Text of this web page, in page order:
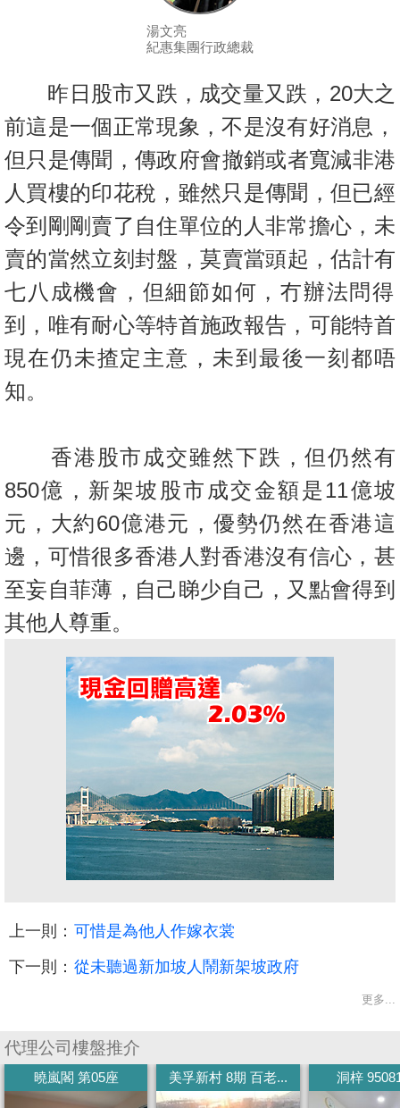
產
聞
數
據
公
佈
置
業
手
冊
我
湯文亮
紀惠集團行政總裁
昨日股市又跌，成交量又跌，20大之
前這是一個正常現象，不是沒有好消息，
但只是傳聞，傳政府會撤銷或者寬減非港
人買樓的印花稅 ，雖然只是傳聞，但已經
令到剛剛賣了自住單位的人非常擔心， 未
賣的當然立刻封盤，莫賣當頭起，估計有
七八成機會， 但細節如何，冇辦法問得
到，唯有耐心等特首施政報告， 可能特首
現在仍未揸定主意，未到最後一刻都唔
知。
香港股市成交雖然下跌，但仍然有
850億，新架坡股市成交金額是11億坡
元，大約60億港元，優勢仍然在香港這
邊， 可惜很多香港人對香港沒有信心，甚
至妄自菲薄，自己睇少自己， 又點會得到
其他人尊重。
上一則： 可惜是為他人作嫁衣裳
下一則： 從未聽過新加坡人鬧新架坡政府
更多...
代理公司樓盤推介
曉嵐閣 第05座 美孚新村 8期 百老... 洞梓